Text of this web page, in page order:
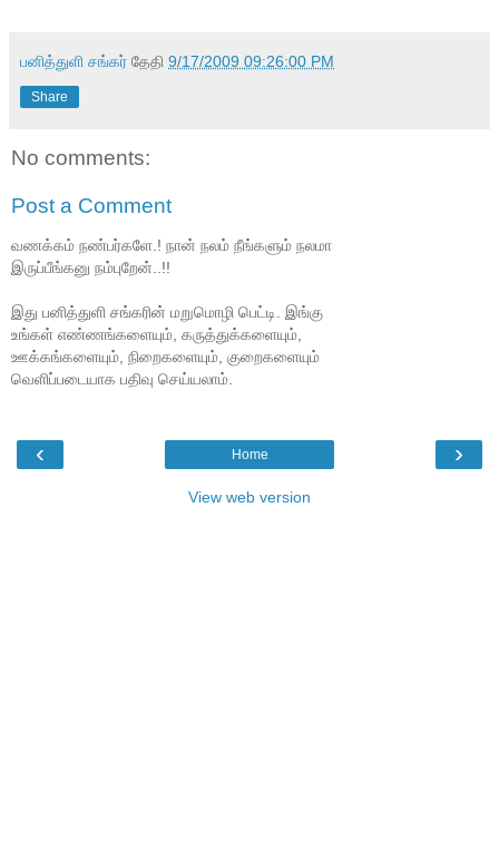
பனித்துளி சங்கர் தேதி 9/17/2009 09:26:00 PM
Share
No comments:
Post a Comment
வணக்கம் நண்பர்களே.! நான் நலம் நீங்களும் நலமா
இருப்பீங்கனு நம்புறேன்..!!
இது பனித்துளி சங்கரின் மறுமொழி பெட்டி. இங்கு
உங்கள் எண்ணங்களையும், கருத்துக்களையும்,
ஊக்கங்களையும், நிறைகளையும், குறைகளையும்
வெளிப்படையாக பதிவு செய்யலாம்.
‹ ›
Home
View web version